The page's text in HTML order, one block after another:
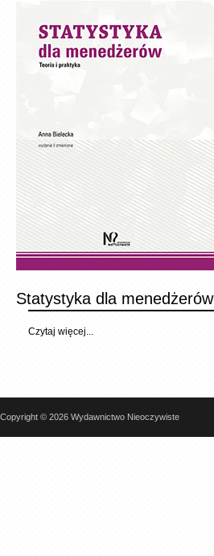
Statystyka dla menedżerów
Czytaj więcej...
Copyright © 2026 Wydawnictwo Nieoczywiste